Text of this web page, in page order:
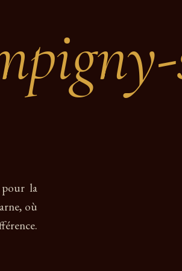
pour la
où